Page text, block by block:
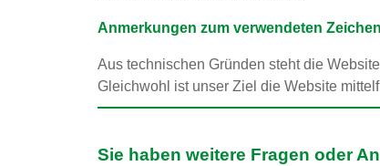
Anmerkungen zum verwendeten
Aus technischen Gründen steht die
Gleichwohl ist unser Ziel die Website
Sie haben weitere Fragen oder